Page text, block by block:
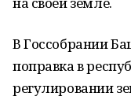
В Госсобрании
поправка в
регулировании